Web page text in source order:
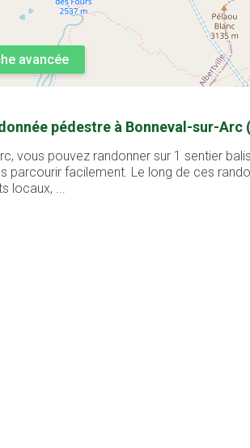
avancée
pédestre à Bonneval-sur-Arc
vous pouvez randonner sur 1 sentier
parcourir facilement. Le long de ces
locaux, ...